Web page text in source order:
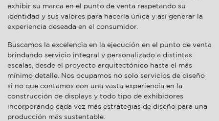
exhibir su marca en el punto de venta respetando su
identidad y sus valores para hacerla única y así generar la
experiencia deseada en el consumidor.
Buscamos la excelencia en la ejecución en el punto de venta
brindando servicio integral y personalizado a distintas
escalas, desde el proyecto arquitectónico hasta el más
mínimo detalle. Nos ocupamos no solo servicios de diseño
si no que contamos con una vasta experiencia en la
construcción de displays y todo tipo de exhibidores
incorporando cada vez más estrategias de diseño para una
producción más sustentable.